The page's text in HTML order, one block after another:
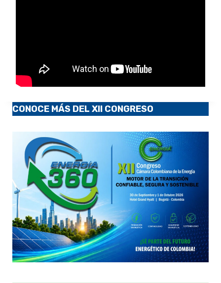
CONOCE MÁS DEL XII CONGRESO